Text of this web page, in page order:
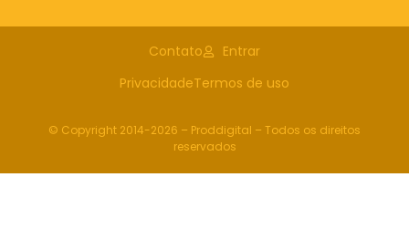
Contato
Entrar
PrivacidadeTermos de uso
© Copyright 2014-2026 – Proddigital – Todos os direitos
reservados